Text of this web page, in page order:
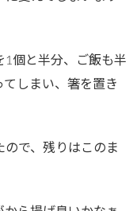
1個と半分、ご飯も半
しまい、箸を置き
で、残りはこのま